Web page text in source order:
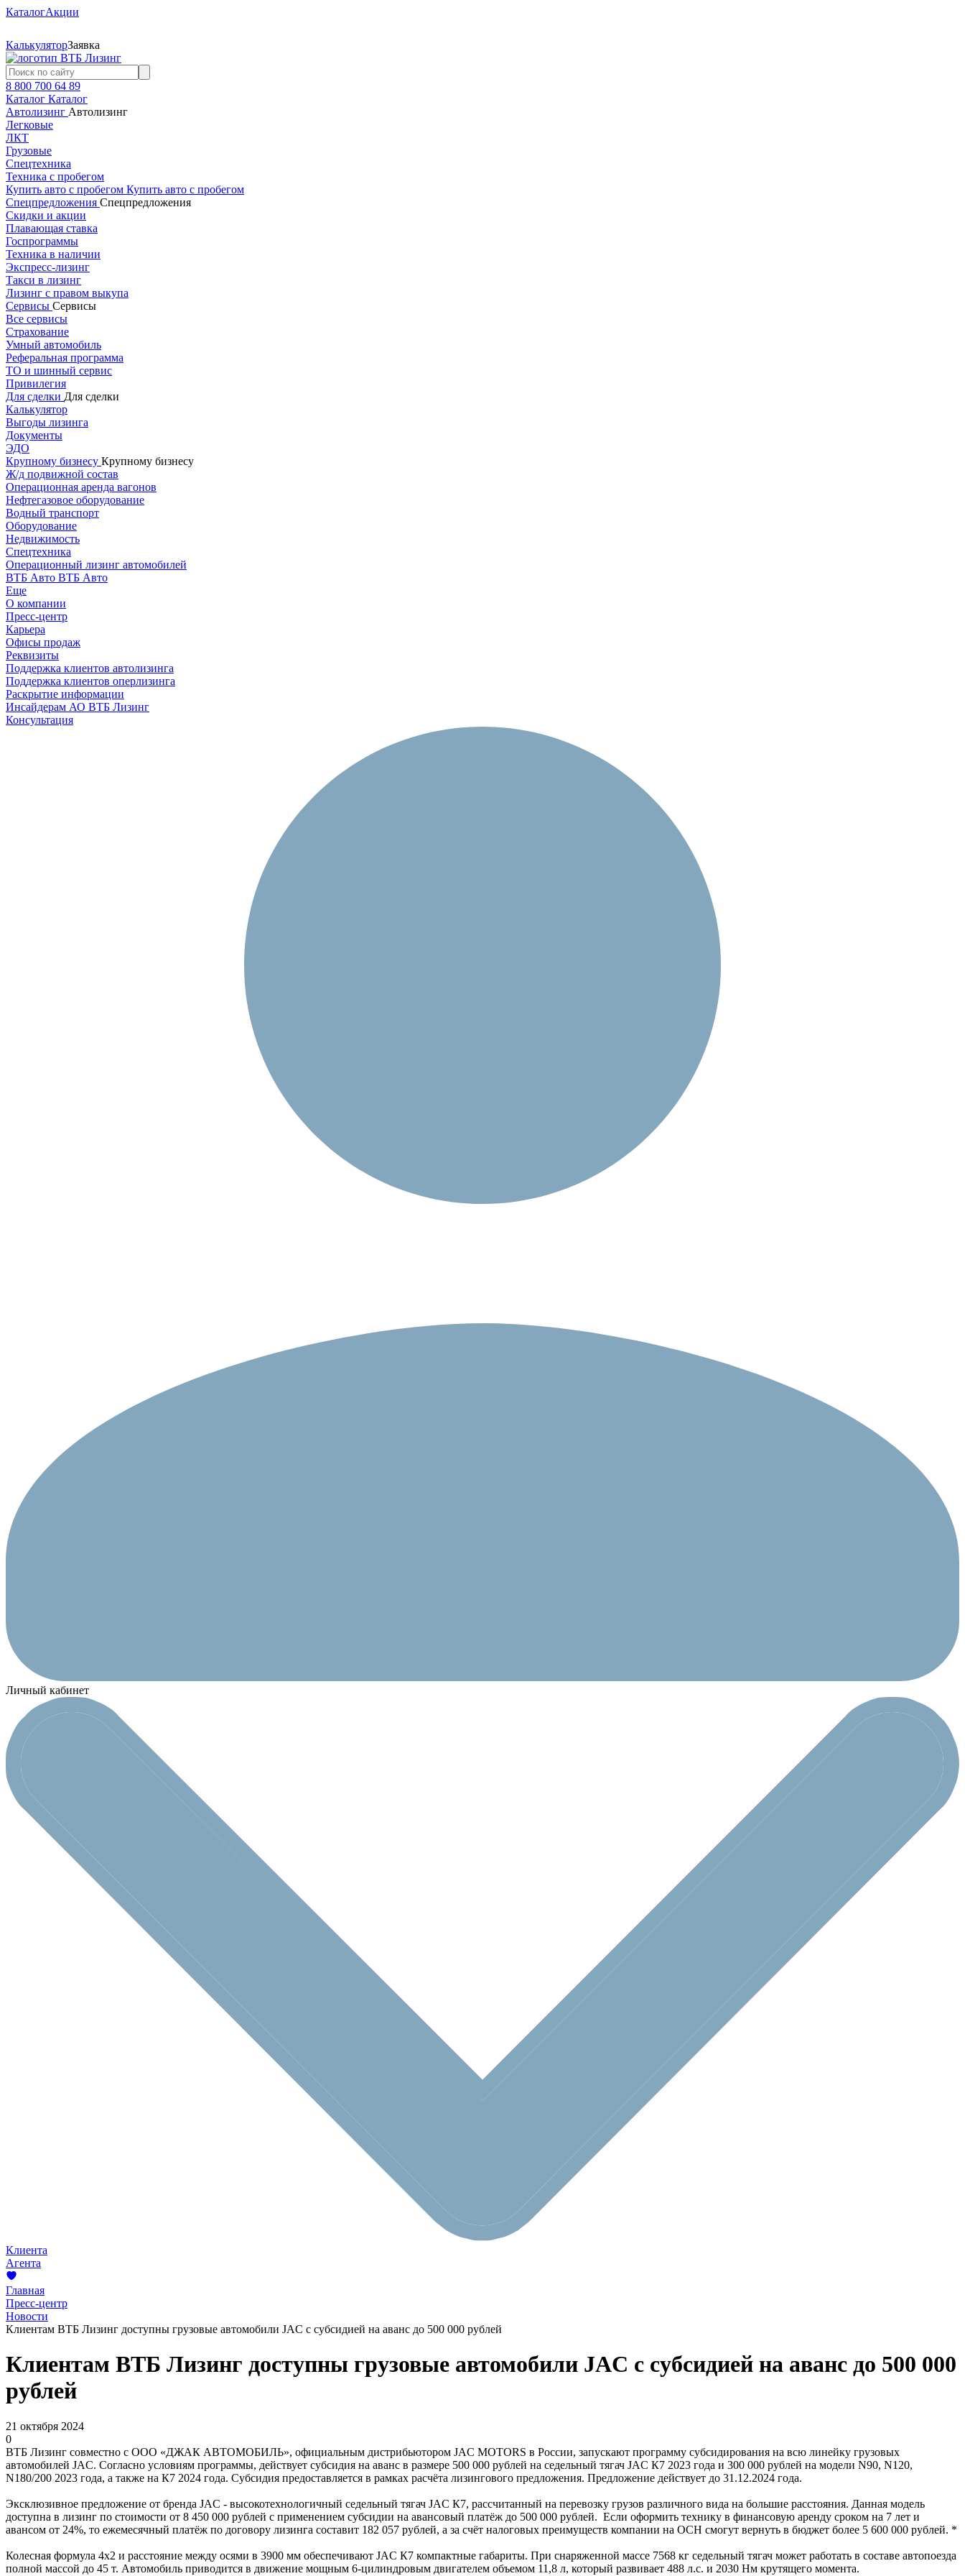
КаталогАкции
КалькуляторЗаявка
8 800 700 64 89
Каталог Каталог
Автолизинг Автолизинг
Легковые
ЛКТ
Грузовые
Спецтехника
Техника с пробегом
Купить авто с пробегом Купить авто с пробегом
Спецпредложения Спецпредложения
Скидки и акции
Плавающая ставка
Госпрограммы
Техника в наличии
Экспресс-лизинг
Такси в лизинг
Лизинг с правом выкупа
Сервисы Сервисы
Все сервисы
Страхование
Умный автомобиль
Реферальная программа
ТО и шинный сервис
Привилегия
Для сделки Для сделки
Калькулятор
Выгоды лизинга
Документы
ЭДО
Крупному бизнесу Крупному бизнесу
Ж/д подвижной состав
Операционная аренда вагонов
Нефтегазовое оборудование
Водный транспорт
Оборудование
Недвижимость
Спецтехника
Операционный лизинг автомобилей
ВТБ Авто ВТБ Авто
Еще
О компании
Пресс-центр
Карьера
Офисы продаж
Реквизиты
Поддержка клиентов автолизинга
Поддержка клиентов оперлизинга
Раскрытие информации
Инсайдерам АО ВТБ Лизинг
Консультация
Личный кабинет
Клиента
Агента
Главная
Пресс-центр
Новости
Клиентам ВТБ Лизинг доступны грузовые автомобили JAC с субсидией на аванс до 500 000 рублей
Клиентам ВТБ Лизинг доступны грузовые автомобили JAC с субсидией на аванс до 500 000
рублей
21 октября 2024
0
ВТБ Лизинг совместно с ООО «ДЖАК АВТОМОБИЛЬ», официальным дистрибьютором JAC MOTORS в России, запускают программу субсидирования на всю линейку грузовых
автомобилей JAC. Согласно условиям программы, действует субсидия на аванс в размере 500 000 рублей на седельный тягач JAC К7 2023 года и 300 000 рублей на модели N90, N120,
N180/200 2023 года, а также на К7 2024 года. Субсидия предоставляется в рамках расчёта лизингового предложения. Предложение действует до 31.12.2024 года.
Эксклюзивное предложение от бренда JAC - высокотехнологичный седельный тягач JAC К7, рассчитанный на перевозку грузов различного вида на большие расстояния. Данная модель
доступна в лизинг по стоимости от 8 450 000 рублей с применением субсидии на авансовый платёж до 500 000 рублей. Если оформить технику в финансовую аренду сроком на 7 лет и
авансом от 24%, то ежемесячный платёж по договору лизинга составит 182 057 рублей, а за счёт налоговых преимуществ компании на ОСН смогут вернуть в бюджет более 5 600 000 рублей. *
Колесная формула 4х2 и расстояние между осями в 3900 мм обеспечивают JAC К7 компактные габариты. При снаряженной массе 7568 кг седельный тягач может работать в составе автопоезда
полной массой до 45 т. Автомобиль приводится в движение мощным 6-цилиндровым двигателем объемом 11,8 л, который развивает 488 л.с. и 2030 Нм крутящего момента.